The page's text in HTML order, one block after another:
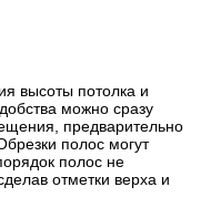
высоты потолка и
можно сразу
предварительно
полос могут
полос не
отметки верха и